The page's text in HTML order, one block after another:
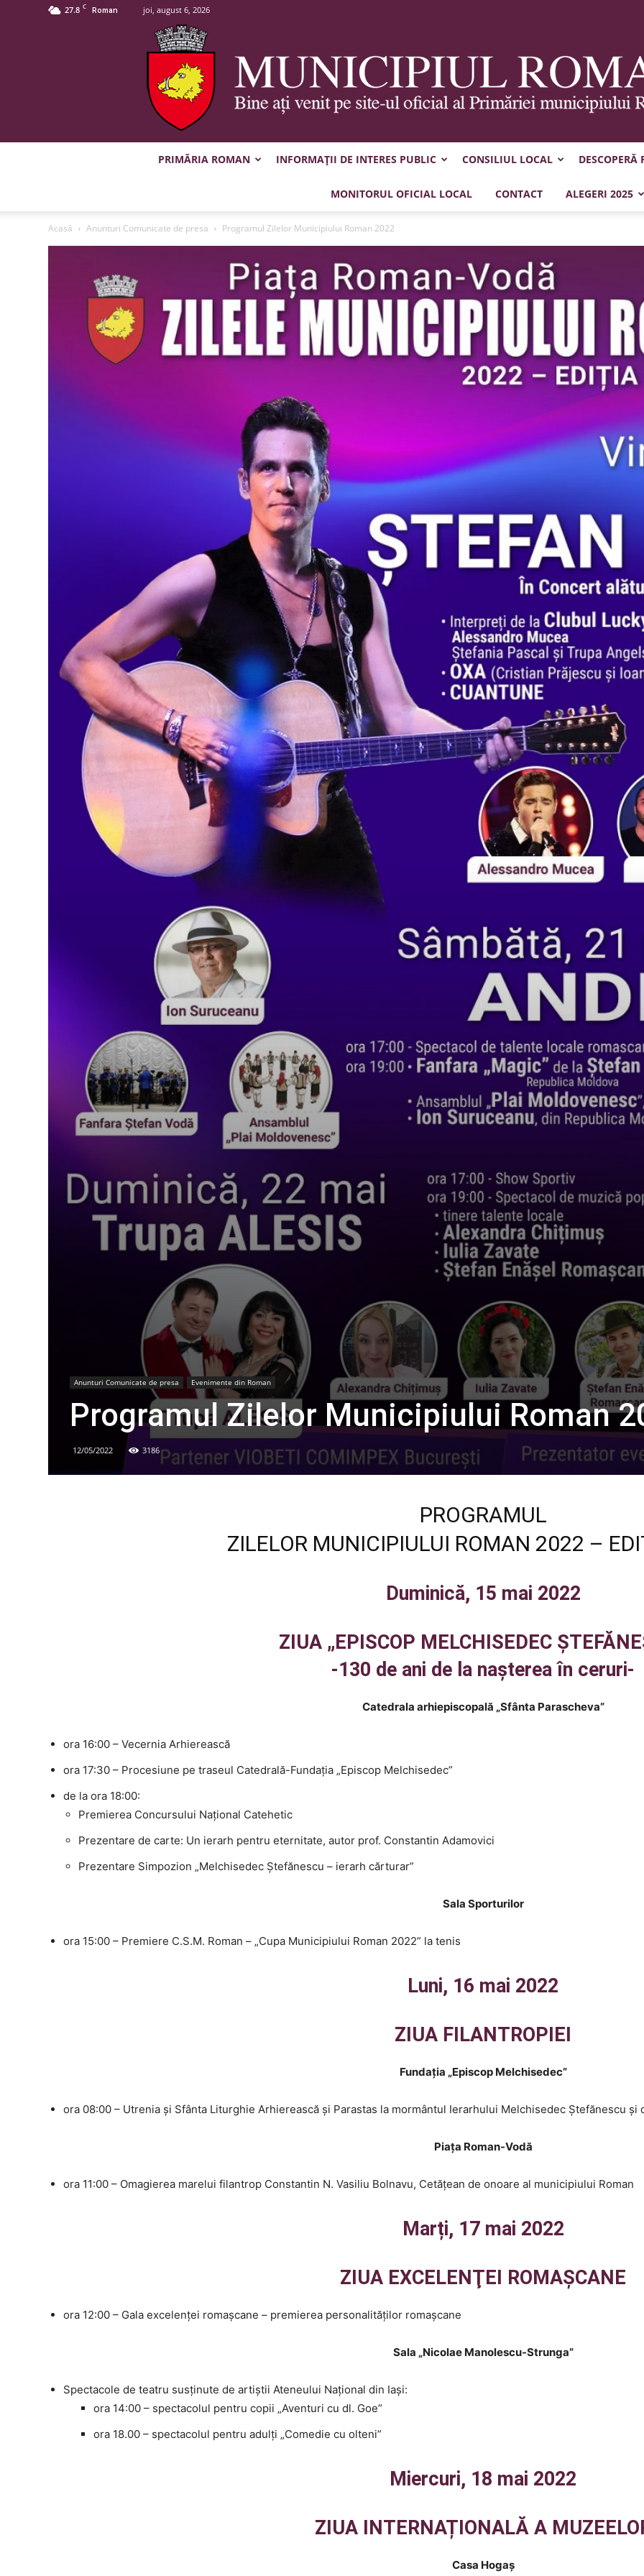
27.8 C Roman joi, august 6, 2026
Municipiul
Roman
PRIMĂRIA ROMAN INFORMAȚII DE INTERES PUBLIC CONSILIUL LOCAL
MONITORUL OFICIAL LOCAL CONTACT ALEGERI 2025
Acasă Anunturi Comunicate de presa Programul Zilelor Municipiului Roman 2022
Anunturi Comunicate de presa Evenimente din Roman
Programul Zilelor Municipiului Roman
12/05/2022 3186
PROGRAMUL
ZILELOR MUNICIPIULUI ROMAN 2022 –
Duminică, 15 mai 2022
ZIUA „EPISCOP MELCHISEDEC
-130 de ani de la nașterea în ceruri-
Catedrala arhiepiscopală „Sfânta Parascheva”
ora 16:00 – Vecernia Arhierească
ora 17:30 – Procesiune pe traseul Catedrală-Fundația „Episcop Melchisedec”
de la ora 18:00:
Premierea Concursului Național Catehetic
Prezentare de carte: Un ierarh pentru eternitate, autor prof. Constantin Adamovici
Prezentare Simpozion „Melchisedec Ștefănescu – ierarh cărturar”
Sala Sporturilor
ora 15:00 – Premiere C.S.M. Roman – „Cupa Municipiului Roman 2022” la tenis
Luni, 16 mai 2022
ZIUA FILANTROPIEI
Fundația „Episcop Melchisedec”
ora 08:00 – Utrenia și Sfânta Liturghie Arhierească și Parastas la mormântul Ierarhului Melchisedec Ștefănescu și
Piața Roman-Vodă
ora 11:00 – Omagierea marelui filantrop Constantin N. Vasiliu Bolnavu, Cetăţean de onoare al municipiului Roman
Marți, 17 mai 2022
ZIUA EXCELENŢEI ROMAŞCANE
ora 12:00 – Gala excelenţei romaşcane – premierea personalităților romașcane
Sala „Nicolae Manolescu-Strunga”
Spectacole de teatru susținute de artiștii Ateneului Național din Iași:
ora 14:00 – spectacolul pentru copii „Aventuri cu dl. Goe”
ora 18.00 – spectacolul pentru adulți „Comedie cu olteni”
Miercuri, 18 mai 2022
ZIUA INTERNAȚIONALĂ A
Casa Hogaș